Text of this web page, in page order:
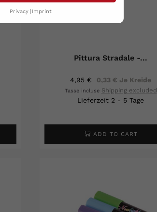
Privacy Imprint
Pittura Stradale -...
4,95 € 0,33 € Je Kreide
Tasse incluse Shipping excluded
Lieferzeit 2 - 5 Tage
ADD TO CART